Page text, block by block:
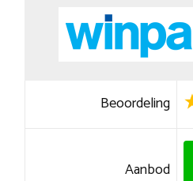
Beoordeling
Aanbod